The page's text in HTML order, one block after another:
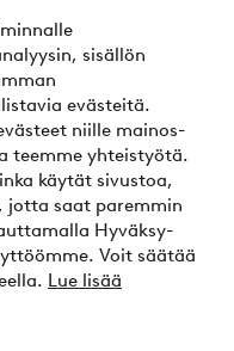
sisällön
evästeitä.
niille mainos-
teemme yhteistyötä.
käytät sivustoa,
jotta saat paremmin
Hyväksy-
Voit säätää
Lue lisää
nyt tai erissä
?